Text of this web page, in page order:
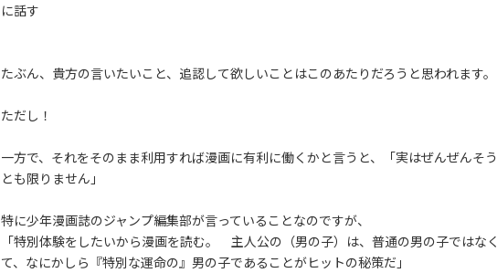
に話す
たぶん、貴方の言いたいこと、追認して欲しいことはこのあたりだろうと思われます。
ただし！
一方で、それをそのまま利用すれば漫画に有利に働くかと言うと、「実はぜんぜんそう
とも限りません」
特に少年漫画誌のジャンプ編集部が言っていることなのですが、
「特別体験をしたいから漫画を読む。 主人公の（男の子）は、普通の男の子ではなく
て、なにかしら『特別な運命の』男の子であることがヒットの秘策だ」